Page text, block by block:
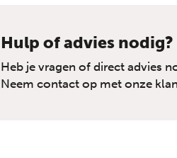
Hulp of advies nodig?
Heb je vragen of direct advies
Neem contact op met onze